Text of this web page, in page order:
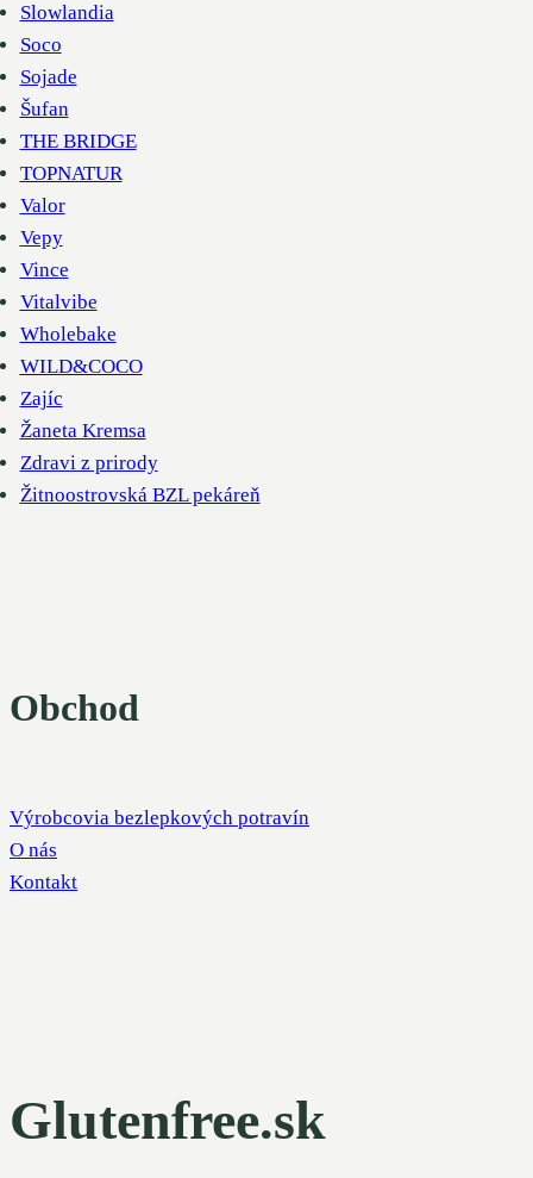
Slowlandia
Soco
Sojade
Šufan
THE BRIDGE
TOPNATUR
Valor
Vepy
Vince
Vitalvibe
Wholebake
WILD&COCO
Zajíc
Žaneta Kremsa
Zdravi z prirody
Žitnoostrovská BZL pekáreň
Obchod
Výrobcovia bezlepkových potravín
O nás
Kontakt
Glutenfree.sk